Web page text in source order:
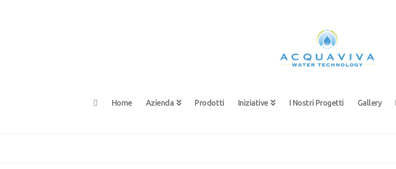
Home Azienda Prodotti Iniziative I Nostri Progetti Gallery